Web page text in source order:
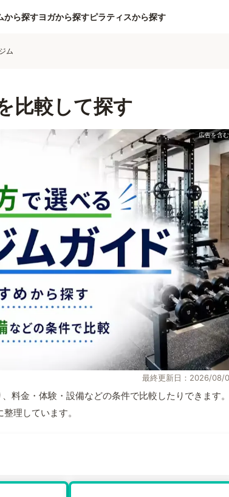
から探すヨガから探すピラティスから探す
ム
比較して探す
最終更新日：2026/08/
料金・体験・設備などの条件で比較したりできます
理しています。